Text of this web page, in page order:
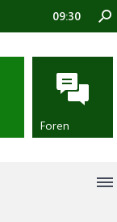
09:30
Foren